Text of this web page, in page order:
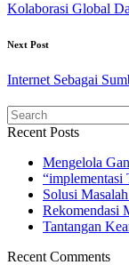
Kolaborasi Global
Next Post
Internet Sebagai
Recent Posts
Mengelola
“implementasi
Solusi
Rekomendasi
Tantangan
Recent Comments